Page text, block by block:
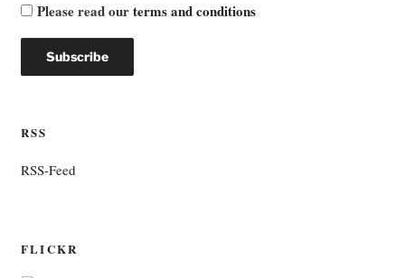
Please read ourterms and conditions
RSS
RSS-Feed
FLICKR